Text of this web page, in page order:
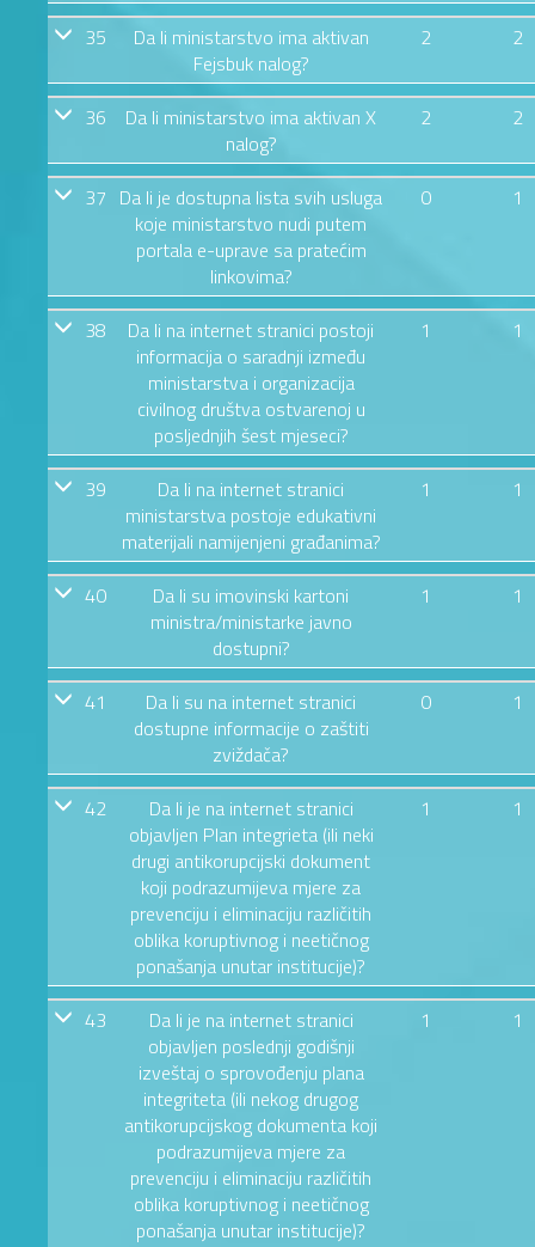
35
Da li ministarstvo ima aktivan
Fejsbuk nalog?
2 2
36
Da li ministarstvo ima aktivan X
nalog?
2 2
37 Da li je dostupna lista svih usluga
koje ministarstvo nudi putem
portala e-uprave sa pratećim
linkovima?
0 1
38
Da li na internet stranici postoji
informacija o saradnji između
ministarstva i organizacija
civilnog društva ostvarenoj u
posljednjih šest mjeseci?
1 1
39
Da li na internet stranici
ministarstva postoje edukativni
materijali namijenjeni građanima?
1 1
40
Da li su imovinski kartoni
ministra/ministarke javno
dostupni?
1 1
41
Da li su na internet stranici
dostupne informacije o zaštiti
zviždača?
0 1
42
Da li je na internet stranici
objavljen Plan integrieta (ili neki
drugi antikorupcijski dokument
koji podrazumijeva mjere za
prevenciju i eliminaciju različitih
oblika koruptivnog i neetičnog
ponašanja unutar institucije)?
1 1
43
Da li je na internet stranici
objavljen poslednji godišnji
izveštaj o sprovođenju plana
integriteta (ili nekog drugog
antikorupcijskog dokumenta koji
podrazumijeva mjere za
prevenciju i eliminaciju različitih
oblika koruptivnog i neetičnog
ponašanja unutar institucije)?
1 1